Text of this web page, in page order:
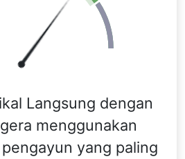
Langsung dengan
menggunakan
yang paling